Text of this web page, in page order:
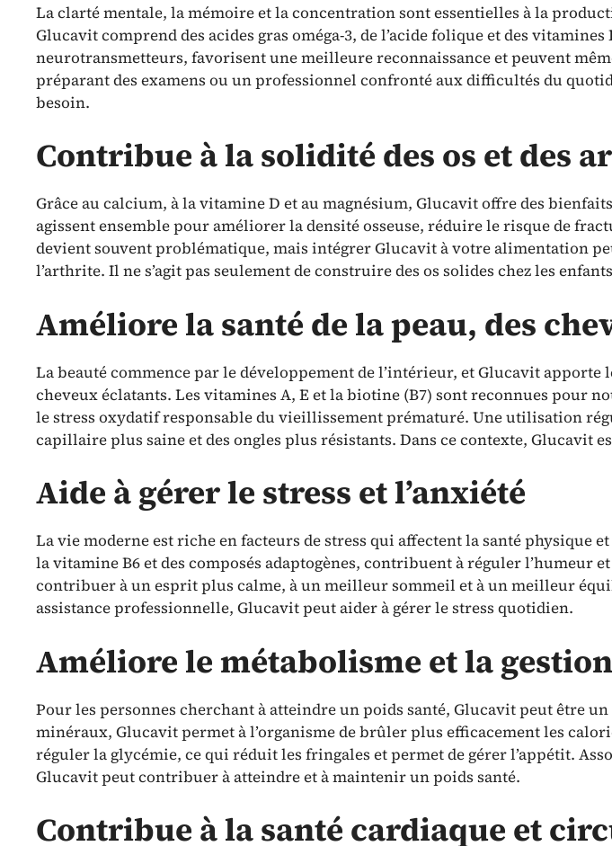
La clarté mentale, la mémoire et la concentration sont essentielles à la
Glucavit comprend des acides gras oméga-3, de l’acide folique et des
neurotransmetteurs, favorisent une meilleure reconnaissance et peuvent
préparant des examens ou un professionnel confronté aux difficultés du
besoin.
Contribue à la solidité des os et des
Grâce au calcium, à la vitamine D et au magnésium, Glucavit offre des
agissent ensemble pour améliorer la densité osseuse, réduire le risque de
devient souvent problématique, mais intégrer Glucavit à votre alimentation
l’arthrite. Il ne s’agit pas seulement de construire des os solides chez les
Améliore la santé de la peau, des
La beauté commence par le développement de l’intérieur, et Glucavit
cheveux éclatants. Les vitamines A, E et la biotine (B7) sont reconnues pour
le stress oxydatif responsable du vieillissement prématuré. Une utilisation
capillaire plus saine et des ongles plus résistants. Dans ce contexte, Glucavit
Aide à gérer le stress et l’anxiété
La vie moderne est riche en facteurs de stress qui affectent la santé physique
la vitamine B6 et des composés adaptogènes, contribuent à réguler l’humeur
contribuer à un esprit plus calme, à un meilleur sommeil et à un meilleur
assistance professionnelle, Glucavit peut aider à gérer le stress quotidien.
Améliore le métabolisme et la
Pour les personnes cherchant à atteindre un poids santé, Glucavit peut être
minéraux, Glucavit permet à l’organisme de brûler plus efficacement les
réguler la glycémie, ce qui réduit les fringales et permet de gérer l’appétit.
Glucavit peut contribuer à atteindre et à maintenir un poids santé.
Contribue à la santé cardiaque et